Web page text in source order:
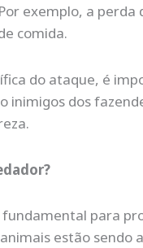
exemplo, a
comida.
do ataque, é
inimigos dos
para
estão sendo